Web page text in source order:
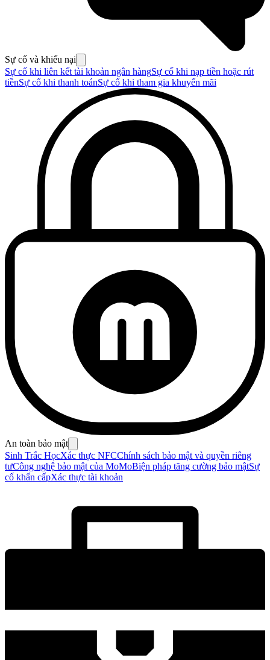
Sự cố và khiếu nại
Sự cố khi liên kết tài khoản ngân hàngSự cố khi nạp tiền hoặc rút
tiềnSự cố khi thanh toánSự cố khi tham gia khuyến mãi
An toàn bảo mật
Sinh Trắc HọcXác thực NFCChính sách bảo mật và quyền riêng
tưCông nghệ bảo mật của MoMoBiện pháp tăng cường bảo mậtSự
cố khẩn cấpXác thực tài khoản